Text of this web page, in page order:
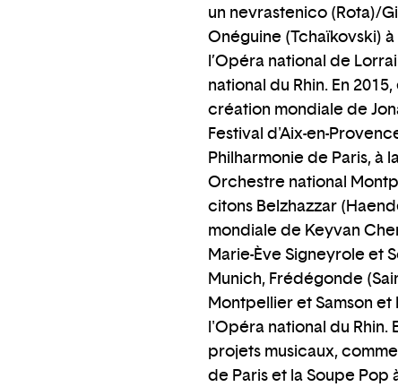
un nevrastenico (Rota)/
Onéguine (Tchaïkovski)
l’Opéra national de
national du Rhin. En
création mondiale de
Festival d'Aix-en-
Philharmonie de Paris, à
Orchestre national
citons Belzhazzar
mondiale de Keyvan
Marie-Ève Signeyrole et
Munich, Frédégonde
Montpellier et Samson et
l'Opéra national du
projets musicaux,
de Paris et la Soupe